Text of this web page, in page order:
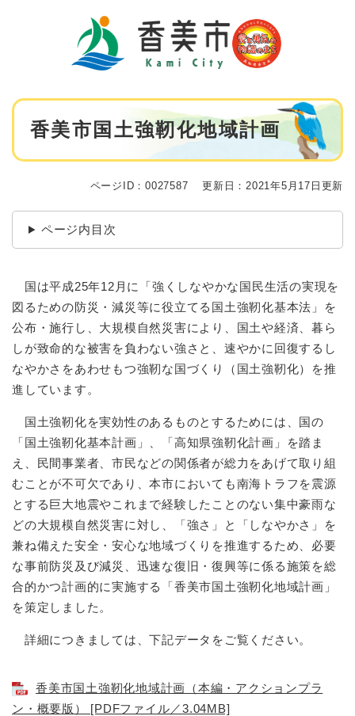
本
香美市国土強靭化地域計画
ページID：0027587 更新日：2021年5月17日更新
ページ内目次
国は平成25年12月に「強くしなやかな国民生活の実現を
図るための防災・減災等に役立てる国土強靭化基本法」を
公布・施行し、大規模自然災害により、国土や経済、暮ら
しが致命的な被害を負わない強さと、速やかに回復するし
なやかさをあわせもつ強靭な国づくり（国土強靭化）を推
進しています。
国土強靭化を実効性のあるものとするためには、国の
「国土強靭化基本計画」、「高知県強靭化計画」を踏ま
え、民間事業者、市民などの関係者が総力をあげて取り組
むことが不可欠であり、本市においても南海トラフを震源
とする巨大地震やこれまで経験したことのない集中豪雨な
どの大規模自然災害に対し、「強さ」と「しなやかさ」を
兼ね備えた安全・安心な地域づくりを推進するため、必要
な事前防災及び減災、迅速な復旧・復興等に係る施策を総
合的かつ計画的に実施する「香美市国土強靭化地域計画」
を策定しました。
詳細につきましては、下記データをご覧ください。
香美市国土強靭化地域計画（本編・アクションプラ
ン・概要版） [PDFファイル／3.04MB]